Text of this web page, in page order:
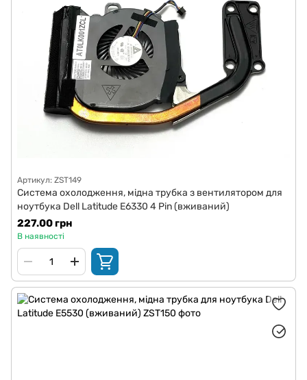
Артикул: ZST149
Система охолодження, мідна трубка з вентилятором для
ноутбука Dell Latitude E6330 4 Pin (вживаний)
227.00 грн
В наявності